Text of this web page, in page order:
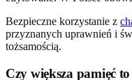
Bezpieczne korzystanie z
przyznanych uprawnień i
tożsamością.
Czy większa pamięć